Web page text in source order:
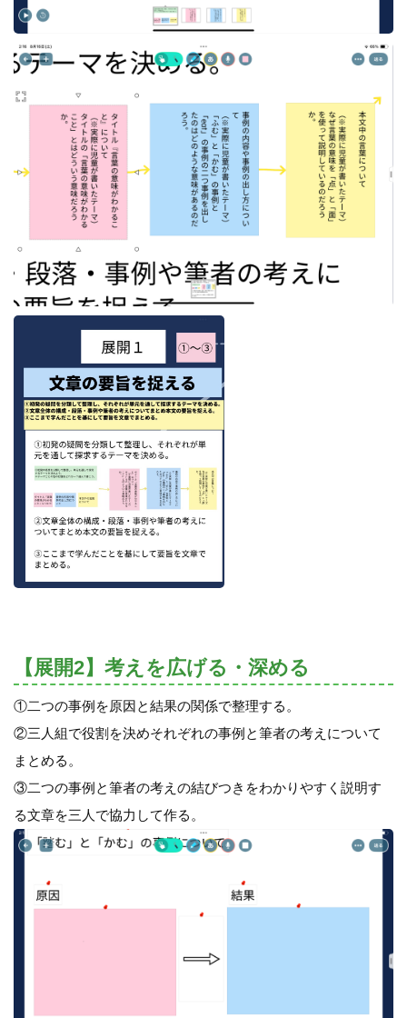
【展開2】考えを広げる・深める
①二つの事例を原因と結果の関係で整理する。
②三人組で役割を決めそれぞれの事例と筆者の考えについて
まとめる。
③二つの事例と筆者の考えの結びつきをわかりやすく説明す
る文章を三人で協力して作る。